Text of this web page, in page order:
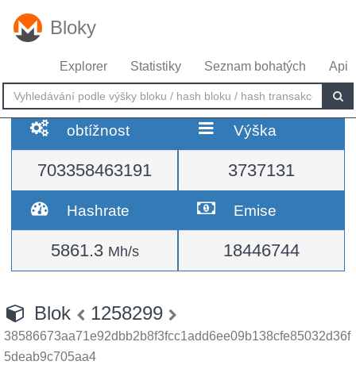
Bloky
Explorer Statistiky Seznam bohatých Api
obtížnost
703358463191
Výška
3737131
Hashrate
5861.3 Mh/s
Emise
18446744
Blok 1258299
38586673aa71e92dbb2b8f3fcc1add6ee09b138cfe85032d36f
5deab9c705aa4